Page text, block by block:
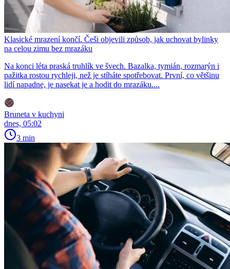
Klasické mrazení končí. Češi objevili způsob, jak uchovat bylinky
na celou zimu bez mrazáku
Na konci léta praská truhlík ve švech. Bazalka, tymián, rozmarýn i
pažitka rostou rychleji, než je stíháte spotřebovat. První, co většinu
lidí napadne, je nasekat je a hodit do mrazáku....
Bruneta v kuchyni
dnes, 05:02
3 min